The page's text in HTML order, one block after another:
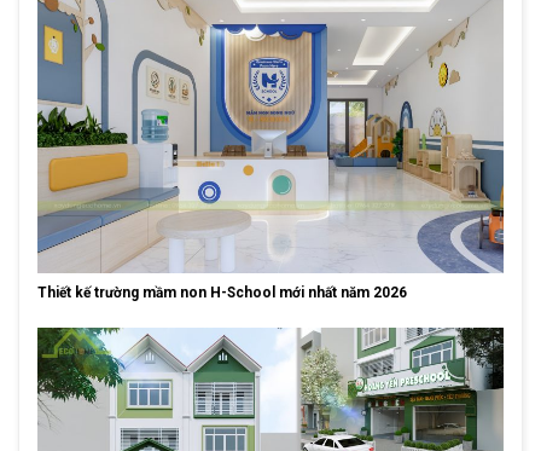
Thiết kế trường mầm non H-School mới nhất năm 2026